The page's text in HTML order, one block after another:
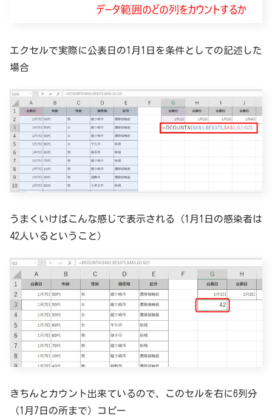
エクセルで実際に公表日の1月1日を条件としての記述した
場合
うまくいけばこんな感じで表示される（1月1日の感染者は
42人いるということ）
きちんとカウント出来ているので、このセルを右に6列分
（1月7日の所まで）コピー